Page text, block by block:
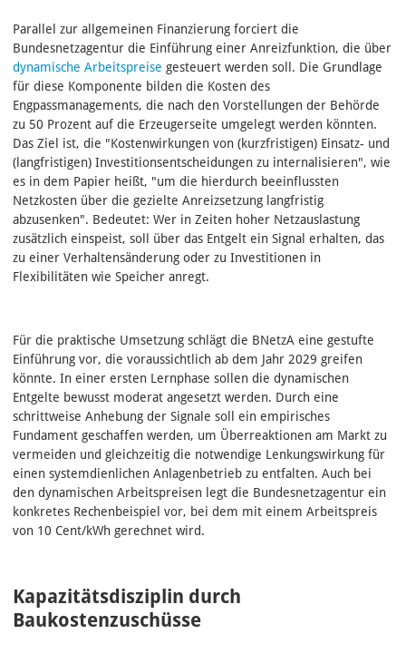
Parallel zur allgemeinen Finanzierung forciert die
Bundesnetzagentur die Einführung einer Anreizfunktion, die über
dynamische Arbeitspreise gesteuert werden soll. Die Grundlage
für diese Komponente bilden die Kosten des
Engpassmanagements, die nach den Vorstellungen der Behörde
zu 50 Prozent auf die Erzeugerseite umgelegt werden könnten.
Das Ziel ist, die "Kostenwirkungen von (kurzfristigen) Einsatz- und
(langfristigen) Investitionsentscheidungen zu internalisieren", wie
es in dem Papier heißt, "um die hierdurch beeinflussten
Netzkosten über die gezielte Anreizsetzung langfristig
abzusenken". Bedeutet: Wer in Zeiten hoher Netzauslastung
zusätzlich einspeist, soll über das Entgelt ein Signal erhalten, das
zu einer Verhaltensänderung oder zu Investitionen in
Flexibilitäten wie Speicher anregt.
Für die praktische Umsetzung schlägt die BNetzA eine gestufte
Einführung vor, die voraussichtlich ab dem Jahr 2029 greifen
könnte. In einer ersten Lernphase sollen die dynamischen
Entgelte bewusst moderat angesetzt werden. Durch eine
schrittweise Anhebung der Signale soll ein empirisches
Fundament geschaffen werden, um Überreaktionen am Markt zu
vermeiden und gleichzeitig die notwendige Lenkungswirkung für
einen systemdienlichen Anlagenbetrieb zu entfalten. Auch bei
den dynamischen Arbeitspreisen legt die Bundesnetzagentur ein
konkretes Rechenbeispiel vor, bei dem mit einem Arbeitspreis
von 10 Cent/kWh gerechnet wird.
Kapazitätsdisziplin durch
Baukostenzuschüsse